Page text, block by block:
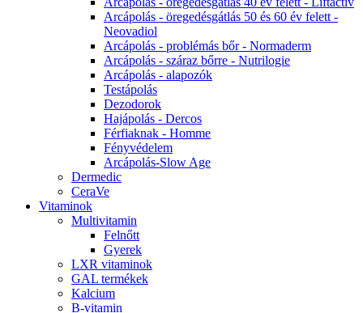
Arcápolás - öregedésgátlás 50 és 60 év felett -
Neovadiol
Arcápolás - problémás bőr - Normaderm
Arcápolás - száraz bőrre - Nutrilogie
Arcápolás - alapozók
Testápolás
Dezodorok
Hajápolás - Dercos
Férfiaknak - Homme
Fényvédelem
Arcápolás-Slow Age
Dermedic
CeraVe
Vitaminok
Multivitamin
Felnőtt
Gyerek
LXR vitaminok
GAL termékek
Kalcium
B-vitamin